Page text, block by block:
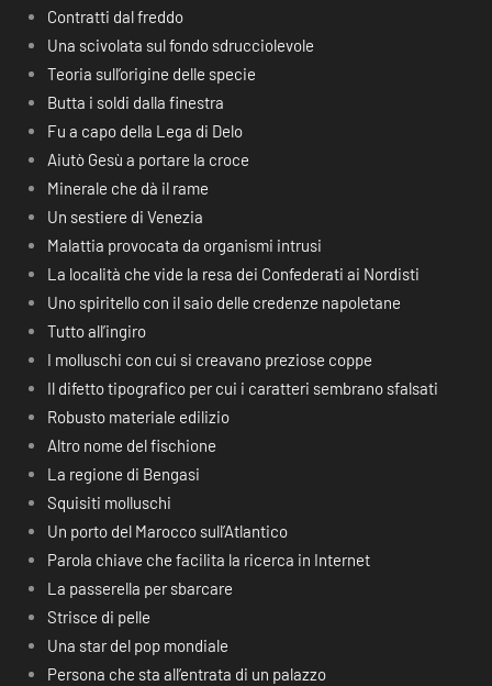
Contratti dal freddo
Una scivolata sul fondo sdrucciolevole
Teoria sull’origine delle specie
Butta i soldi dalla finestra
Fu a capo della Lega di Delo
Aiutò Gesù a portare la croce
Minerale che dà il rame
Un sestiere di Venezia
Malattia provocata da organismi intrusi
La località che vide la resa dei Confederati ai Nordisti
Uno spiritello con il saio delle credenze napoletane
Tutto all’ingiro
I molluschi con cui si creavano preziose coppe
Il difetto tipografico per cui i caratteri sembrano sfalsati
Robusto materiale edilizio
Altro nome del fischione
La regione di Bengasi
Squisiti molluschi
Un porto del Marocco sull’Atlantico
Parola chiave che facilita la ricerca in Internet
La passerella per sbarcare
Strisce di pelle
Una star del pop mondiale
Persona che sta all’entrata di un palazzo